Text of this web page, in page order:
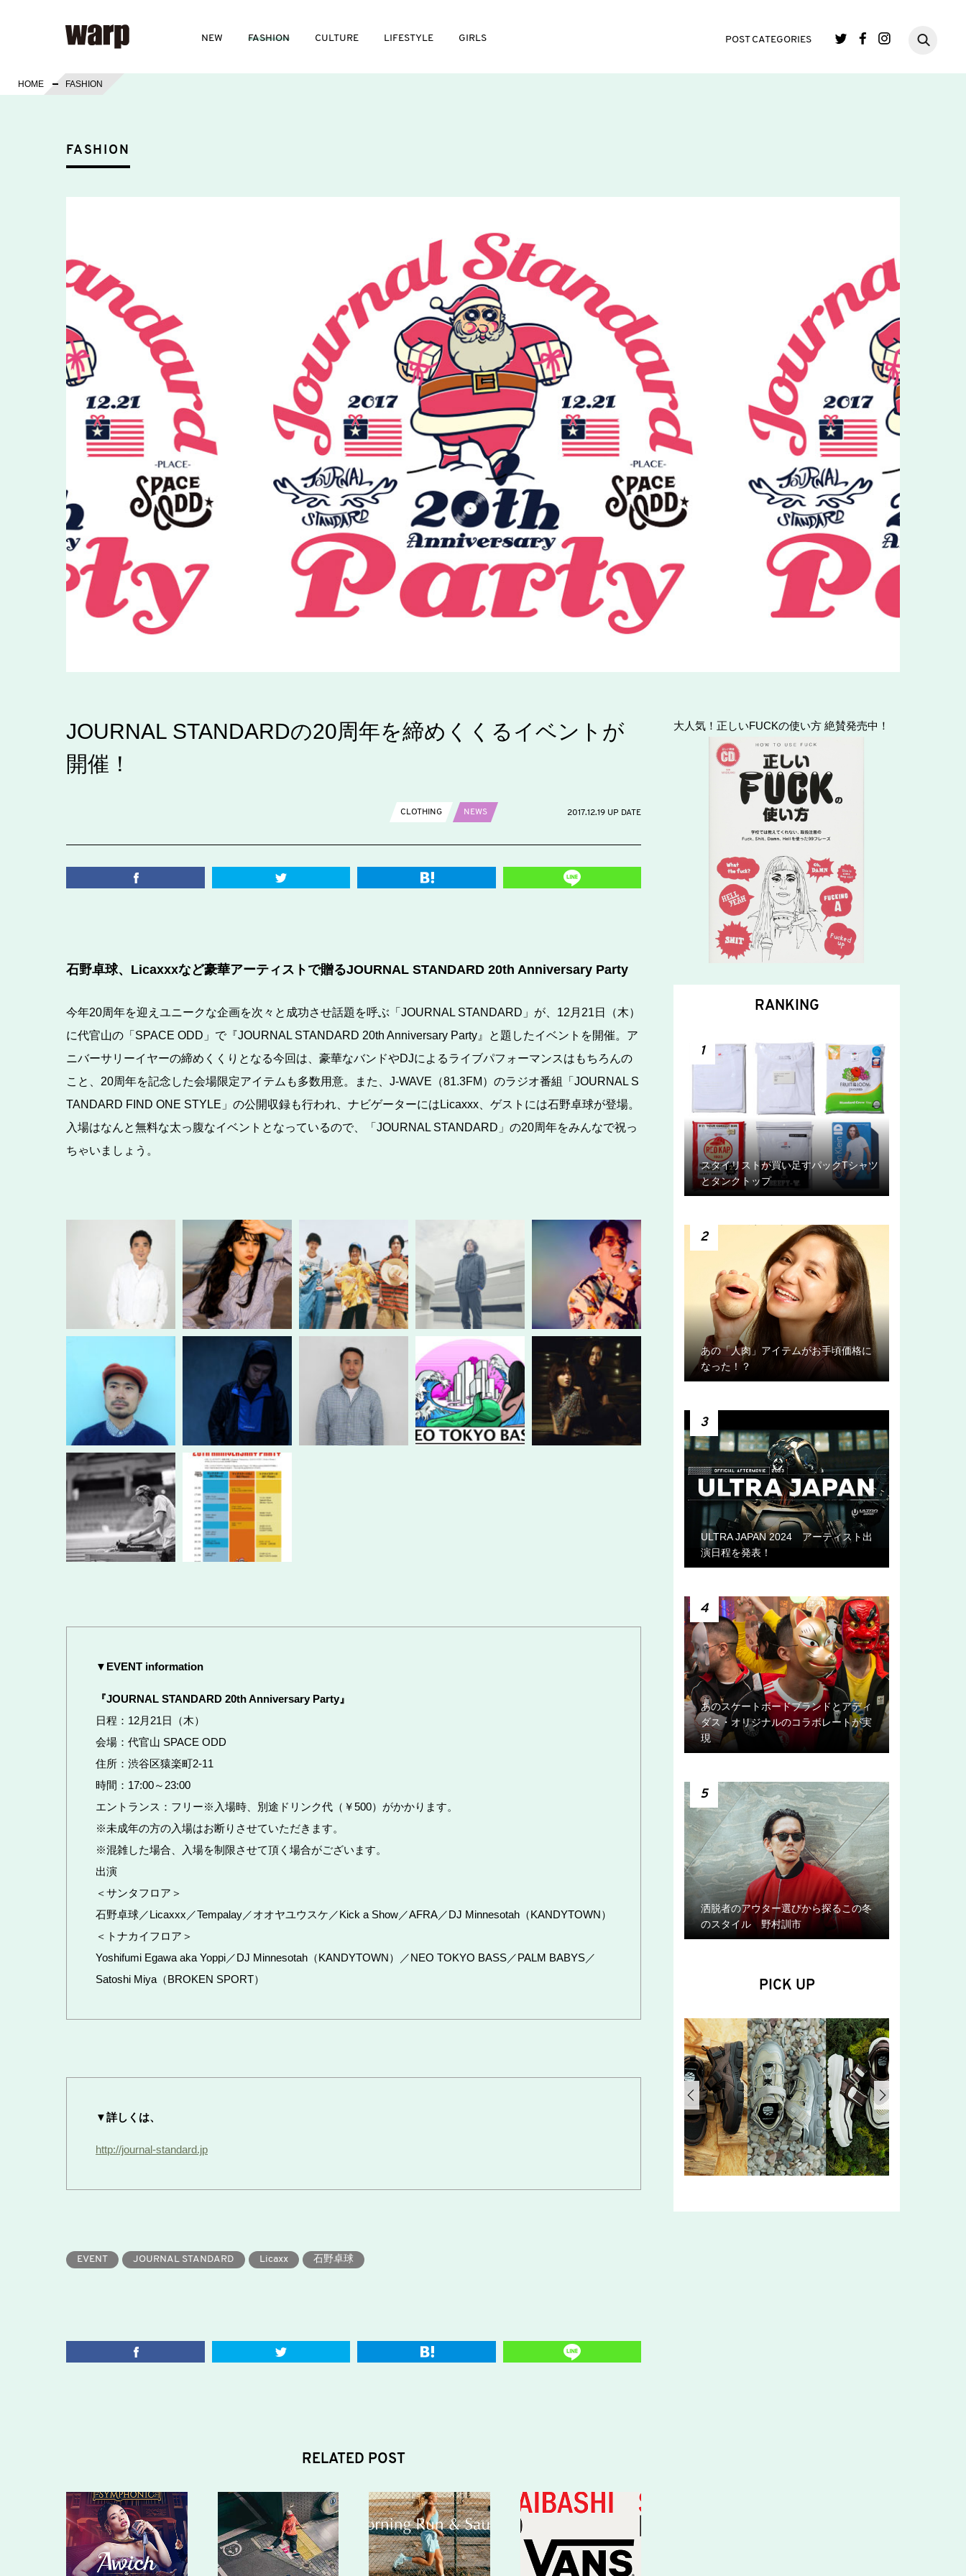
NEW FASHION CULTURE LIFESTYLE GIRLS POST CATEGORIES
HOME FASHION
FASHION
JOURNAL STANDARDの20周年を締めくくるイベントが
開催！
CLOTHING NEWS 2017.12.19 UP DATE
石野卓球、Licaxxxなど豪華アーティストで贈るJOURNAL STANDARD 20th Anniversary Party
今年20周年を迎えユニークな企画を次々と成功させ話題を呼ぶ「JOURNAL STANDARD」が、12月21日（木）
に代官山の「SPACE ODD」で『JOURNAL STANDARD 20th Anniversary Party』と題したイベントを開催。ア
ニバーサリーイヤーの締めくくりとなる今回は、豪華なバンドやDJによるライブパフォーマンスはもちろんの
こと、20周年を記念した会場限定アイテムも多数用意。また、J-WAVE（81.3FM）のラジオ番組「JOURNAL S
TANDARD FIND ONE STYLE」の公開収録も行われ、ナビゲーターにはLicaxxx、ゲストには石野卓球が登場。
入場はなんと無料な太っ腹なイベントとなっているので、「JOURNAL STANDARD」の20周年をみんなで祝っ
ちゃいましょう。
▼EVENT information
『JOURNAL STANDARD 20th Anniversary Party』
日程：12月21日（木）
会場：代官山 SPACE ODD
住所：渋谷区猿楽町2-11
時間：17:00～23:00
エントランス：フリー※入場時、別途ドリンク代（￥500）がかかります。
※未成年の方の入場はお断りさせていただきます。
※混雑した場合、入場を制限させて頂く場合がございます。
出演
＜サンタフロア＞
石野卓球／Licaxxx／Tempalay／オオヤユウスケ／Kick a Show／AFRA／DJ Minnesotah（KANDYTOWN）
＜トナカイフロア＞
Yoshifumi Egawa aka Yoppi／DJ Minnesotah（KANDYTOWN）／NEO TOKYO BASS／PALM BABYS／
Satoshi Miya（BROKEN SPORT）
▼詳しくは、
http://journal-standard.jp
EVENT JOURNAL STANDARD Licaxx 石野卓球
RELATED POST
大人気！正しいFUCKの使い方 絶賛発売中！
RANKING
1
スタイリストが買い足すパックTシャツ
とタンクトップ
2
あの「人肉」アイテムがお手頃価格に
なった！？
3
ULTRA JAPAN 2024 アーティスト出
演日程を発表！
4
あのスケートボードブランドとアディ
ダス・オリジナルのコラボレートが実
現
5
洒脱者のアウター選びから探るこの冬
のスタイル 野村訓市
PICK UP